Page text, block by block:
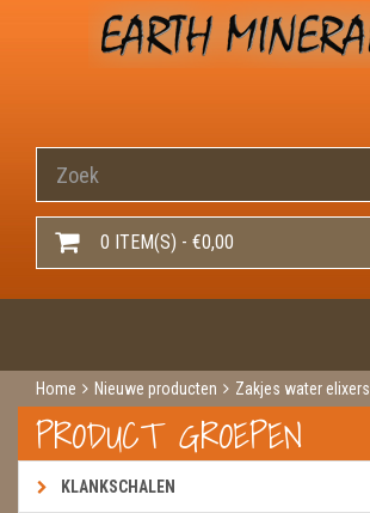
0 ITEM(S) - €0,00
Home Nieuwe producten Zakjes water elixers
PRODUCT GROEPEN
KLANKSCHALEN